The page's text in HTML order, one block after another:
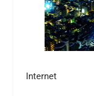
Internet